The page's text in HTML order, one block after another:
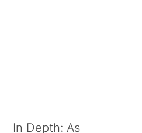
In Depth: As